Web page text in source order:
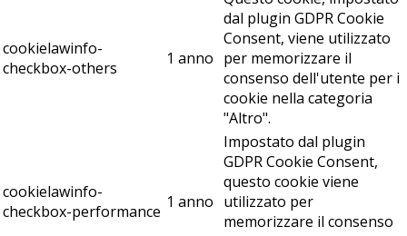
cookielawinfo-
checkbox-others
1 anno
dal plugin GDPR Cookie
Consent, viene utilizzato
per memorizzare il
consenso dell'utente per i
cookie nella categoria
"Altro".
cookielawinfo-
checkbox-performance 1 anno
Impostato dal plugin
GDPR Cookie Consent,
questo cookie viene
utilizzato per
memorizzare il consenso